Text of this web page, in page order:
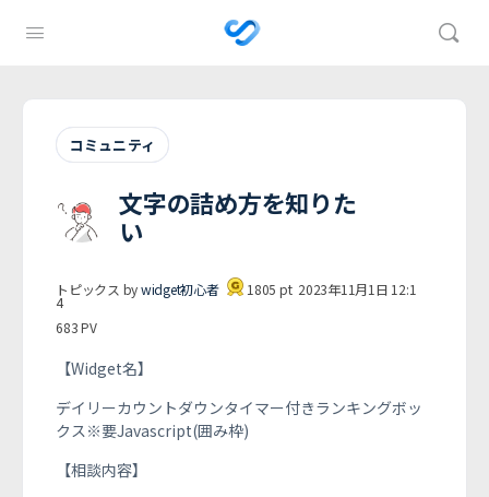
コミュニティ
文字の詰め方を知りた
い
トピックス bywidget初心者 1805 pt 2023年11月1日 12:1
4
683PV
【Widget名】
デイリーカウントダウンタイマー付きランキングボッ
クス※要Javascript(囲み枠)
【相談内容】